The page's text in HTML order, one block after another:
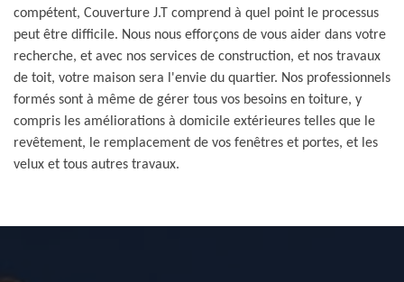
compétent, Couverture J.T comprend à quel point le processus
peut être difficile. Nous nous efforçons de vous aider dans votre
recherche, et avec nos services de construction, et nos travaux
de toit, votre maison sera l'envie du quartier. Nos professionnels
formés sont à même de gérer tous vos besoins en toiture, y
compris les améliorations à domicile extérieures telles que le
revêtement, le remplacement de vos fenêtres et portes, et les
velux et tous autres travaux.